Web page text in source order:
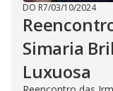
DO R7/03/10/2024
Simaria
Luxuosa